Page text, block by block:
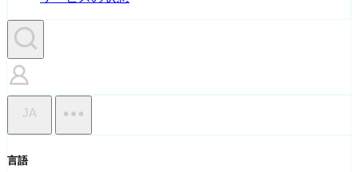
JA
言語